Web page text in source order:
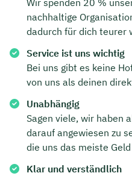
nachhaltige
dadurch für dich teurer
Service ist uns wichtig
Bei uns gibt es keine
von uns als deinen
Unabhängig
Sagen viele, wir haben
darauf angewiesen zu
die uns das meiste
Klar und verständlich